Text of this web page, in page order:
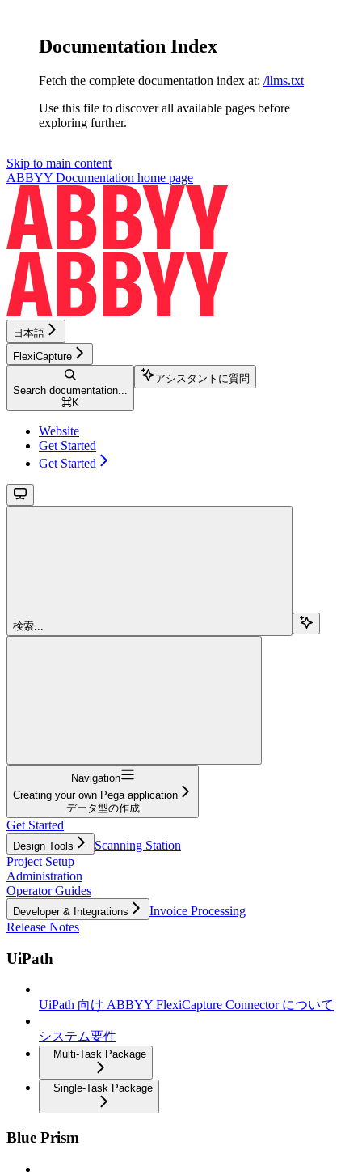
Documentation Index
Fetch the complete documentation index at: /llms.txt
Use this file to discover all available pages before
exploring further.
Skip to main content
ABBYY Documentation home page
日本語
FlexiCapture
Search documentation...
⌘K
アシスタントに質問
Website
Get Started
Get Started
検索...
Navigation
Creating your own Pega application
データ型の作成
Get Started
Design Tools
Scanning Station
Project Setup
Administration
Operator Guides
Developer & Integrations
Invoice Processing
Release Notes
UiPath
UiPath 向け ABBYY FlexiCapture Connector について
システム要件
Multi-Task Package
Single-Task Package
Blue Prism